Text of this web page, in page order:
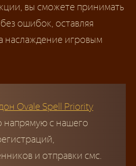
вы сможете принимать
ошибок, оставляя
наслаждение игровым
Ovale Spell Priority
с нашего
и отправки смс.